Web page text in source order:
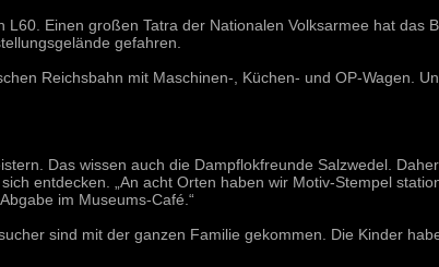
Einen großen Tatra der Nationalen Volksarmee hat das
gefahren.
Reichsbahn mit Maschinen-, Küchen- und OP-Wagen.
Das wissen auch die Dampflokfreunde Salzwedel.
entdecken. „An acht Orten haben wir Motiv-Stempel
im Museums-Café.“
sind mit der ganzen Familie gekommen. Die Kinder